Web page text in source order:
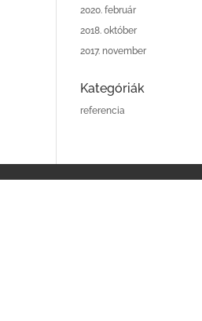
2020. február
2018. október
2017. november
Kategóriák
referencia